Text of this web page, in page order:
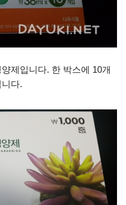
제입니다. 한 박스에 10개
다.